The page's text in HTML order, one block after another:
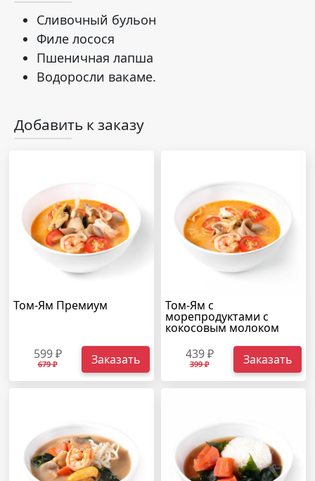
Сливочный бульон
Филе лосося
Пшеничная лапша
Водоросли вакаме.
Добавить к заказу
Том-Ям Премиум
599 ₽
679 ₽ Заказать
Том-Ям с
морепродуктами с
кокосовым молоком
439 ₽
399 ₽ Заказать